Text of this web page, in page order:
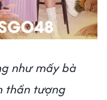
như mấy bà
thần tượng